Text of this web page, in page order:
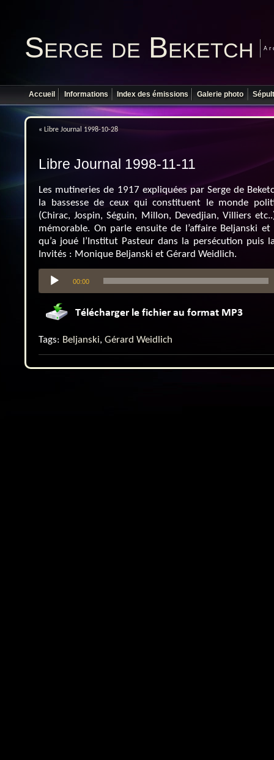
Serge de Beketch
Accueil Informations Index des émissions Galerie photo
« Libre Journal 1998-10-28
Libre Journal 1998-11-11
Les mutineries de 1917 expliquées par Serge de
la bassesse de ceux qui constituent le monde
(Chirac, Jospin, Séguin, Millon, Devedjian, Villiers
mémorable. On parle ensuite de l’affaire Beljanski
qu’a joué l’Institut Pasteur dans la persécution puis
Invités : Monique Beljanski et Gérard Weidlich.
Lecteur
audio
00:00
Tags: Beljanski, Gérard Weidlich